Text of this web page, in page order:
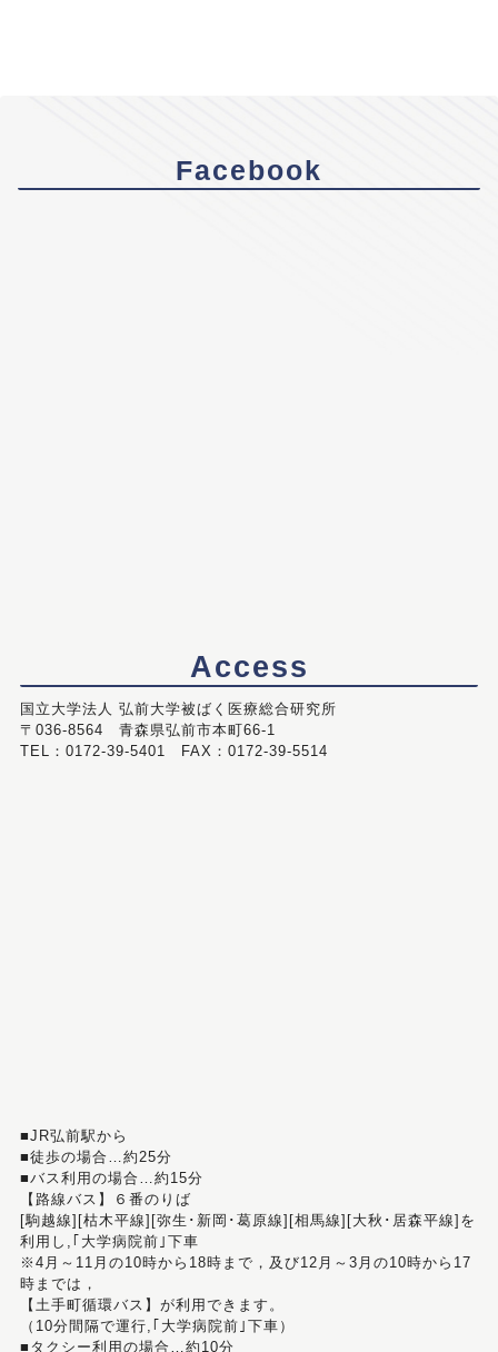
Facebook
Access
国立大学法人 弘前大学被ばく医療総合研究所
〒036-8564 青森県弘前市本町66-1
TEL：0172-39-5401 FAX：0172-39-5514
■JR弘前駅から
■徒歩の場合…約25分
■バス利用の場合…約15分
【路線バス】６番のりば
[駒越線][枯木平線][弥生･新岡･葛原線][相馬線][大秋･居森平線]を
利用し,｢大学病院前｣下車
※4月～11月の10時から18時まで，及び12月～3月の10時から17
時までは，
【土手町循環バス】が利用できます。
（10分間隔で運行,｢大学病院前｣下車）
■タクシー利用の場合…約10分